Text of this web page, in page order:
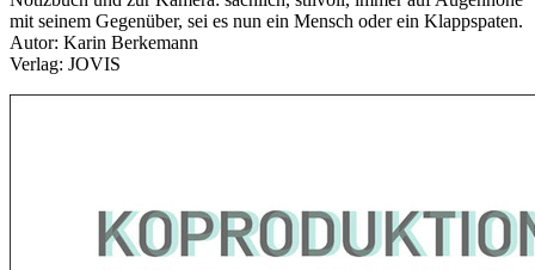
mit seinem Gegenüber, sei es nun ein Mensch oder ein Klappspaten.
Autor: Karin Berkemann
Verlag: JOVIS